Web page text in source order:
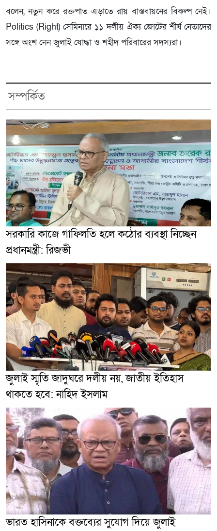
বলেন, নতুন করে রক্তপাত এড়াতে রায় বাস্তবায়নের বিকল্প নেই।
Politics (Right) সেমিনারে ১১ দলীয় ঐক্য জোটের শীর্ষ নেতাদের
সঙ্গে অংশ নেন জুলাই যোদ্ধা ও শহীদ পরিবারের সদস্যরা।
সম্পর্কিত
সরকারি কাজে গাফিলতি হলে কঠোর ব্যবস্থা নিচ্ছেন
প্রধানমন্ত্রী: রিজভী
জুলাই স্মৃতি জাদুঘরে দলীয় নয়, জাতীয় ইতিহাস
থাকতে হবে: নাহিদ ইসলাম
ভারত হাসিনাকে বক্তব্যের সুযোগ দিয়ে জুলাই